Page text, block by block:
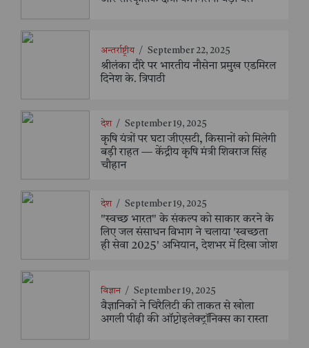
अन्तर्राष्ट्रीय / September 22, 2025
श्रीलंका दौरे पर भारतीय नौसेना प्रमुख एडमिरल
दिनेश के. त्रिपाठी
देश / September 19, 2025
कृषि यंत्रों पर घटा जीएसटी, किसानों को मिलेगी
बड़ी राहत — केंद्रीय कृषि मंत्री शिवराज सिंह
चौहान
देश / September 19, 2025
"स्वच्छ भारत" के संकल्प को साकार करने के
लिए जल संसाधन विभाग ने चलाया 'स्वच्छता
ही सेवा 2025' अभियान, देशभर में दिखा जोश
विज्ञान / September 19, 2025
वैज्ञानिकों ने चिरैलिटी की ताकत से खोला
अगली पीढ़ी की ऑप्टोइलेक्ट्रॉनिक्स का रास्ता